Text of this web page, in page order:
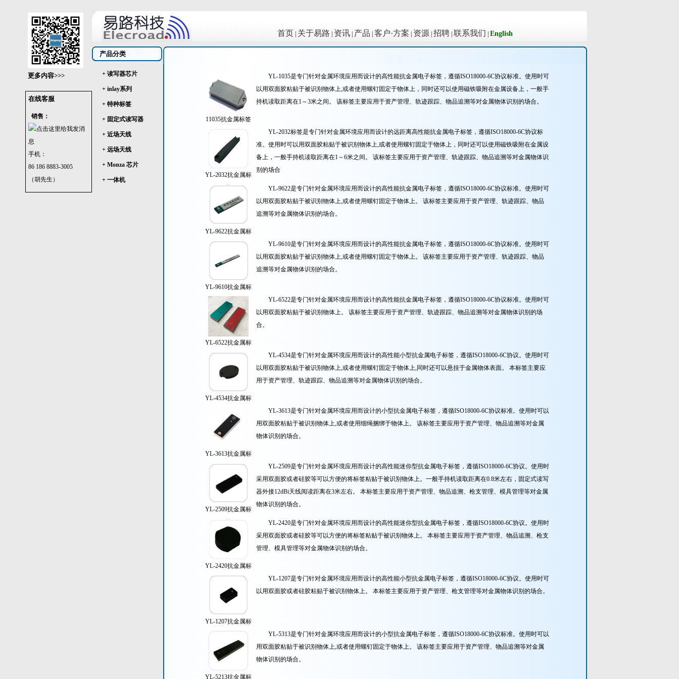
更多内容>>>
在线客服
销售：
手机：
86 186 8883-3005
（胡先生）
首页 关于易路 资讯 产品 客户·方案 资源 招聘 联系我们 English
产品分类
+ 读写器芯片
+ inlay系列
+ 特种标签
+ 固定式读写器
+ 近场天线
+ 远场天线
+ Monza 芯片
+ 一体机
11035抗金属标签
YL-1035是专门针对金属环境应用而设计的高性能抗金属电子标签，遵循ISO18000-6C协议标准。使用时可
以用双面胶粘贴于被识别物体上,或者使用螺钉固定于物体上，同时还可以使用磁铁吸附在金属设备上，一般手
持机读取距离在1～3米之间。 该标签主要应用于资产管理、轨迹跟踪、物品追溯等对金属物体识别的场合。
YL-2032抗金属标
签
YL-2032标签是专门针对金属环境应用而设计的远距离高性能抗金属电子标签，遵循ISO18000-6C协议标
准。使用时可以用双面胶粘贴于被识别物体上,或者使用螺钉固定于物体上，同时还可以使用磁铁吸附在金属设
备上，一般手持机读取距离在1～6米之间。 该标签主要应用于资产管理、轨迹跟踪、物品追溯等对金属物体识
别的场合
YL-9622抗金属标
签
YL-9622是专门针对金属环境应用而设计的高性能抗金属电子标签，遵循ISO18000-6C协议标准。使用时可
以用双面胶粘贴于被识别物体上,或者使用螺钉固定于物体上。 该标签主要应用于资产管理、轨迹跟踪、物品
追溯等对金属物体识别的场合。
YL-9610抗金属标
签
YL-9610是专门针对金属环境应用而设计的高性能抗金属电子标签，遵循ISO18000-6C协议标准。使用时可
以用双面胶粘贴于被识别物体上,或者使用螺钉固定于物体上。 该标签主要应用于资产管理、轨迹跟踪、物品
追溯等对金属物体识别的场合。
YL-6522抗金属标
签
YL-6522是专门针对金属环境应用而设计的高性能抗金属电子标签，遵循ISO18000-6C协议标准。使用时可
以用双面胶粘贴于被识别物体上。 该标签主要应用于资产管理、轨迹跟踪、物品追溯等对金属物体识别的场
合。
YL-4534抗金属标
YL-4534是专门针对金属环境应用而设计的高性能小型抗金属电子标签，遵循ISO18000-6C协议。使用时可
以用双面胶粘贴于被识别物体上,或者使用螺钉固定于物体上,同时还可以悬挂于金属物体表面。 本标签主要应
用于资产管理、轨迹跟踪、物品追溯等对金属物体识别的场合。
YL-3613抗金属标
签
YL-3613是专门针对金属环境应用而设计的小型抗金属电子标签，遵循ISO18000-6C协议标准。使用时可以
用双面胶粘贴于被识别物体上,或者使用细绳捆绑于物体上。 该标签主要应用于资产管理、物品追溯等对金属
物体识别的场合。
YL-2509抗金属标
YL-2509是专门针对金属环境应用而设计的高性能迷你型抗金属电子标签，遵循ISO18000-6C协议。使用时
采用双面胶或者硅胶等可以方便的将标签粘贴于被识别物体上。一般手持机读取距离在0.8米左右，固定式读写
器外接12dBi天线阅读距离在3米左右。 本标签主要应用于资产管理、物品追溯、枪支管理、模具管理等对金属
物体识别的场合。
YL-2420抗金属标
签
YL-2420是专门针对金属环境应用而设计的高性能迷你型抗金属电子标签，遵循ISO18000-6C协议。使用时
采用双面胶或者硅胶等可以方便的将标签粘贴于被识别物体上。 本标签主要应用于资产管理、物品追溯、枪支
管理、模具管理等对金属物体识别的场合。
YL-1207抗金属标
YL-1207是专门针对金属环境应用而设计的高性能小型抗金属电子标签，遵循ISO18000-6C协议。使用时可
以用双面胶或者硅胶粘贴于被识别物体上。 本标签主要应用于资产管理、枪支管理等对金属物体识别的场合。
YL-5213抗金属标
YL-5313是专门针对金属环境应用而设计的小型抗金属电子标签，遵循ISO18000-6C协议标准。使用时可以
用双面胶粘贴于被识别物体上,或者使用螺钉固定于物体上。 该标签主要应用于资产管理、物品追溯等对金属
物体识别的场合。